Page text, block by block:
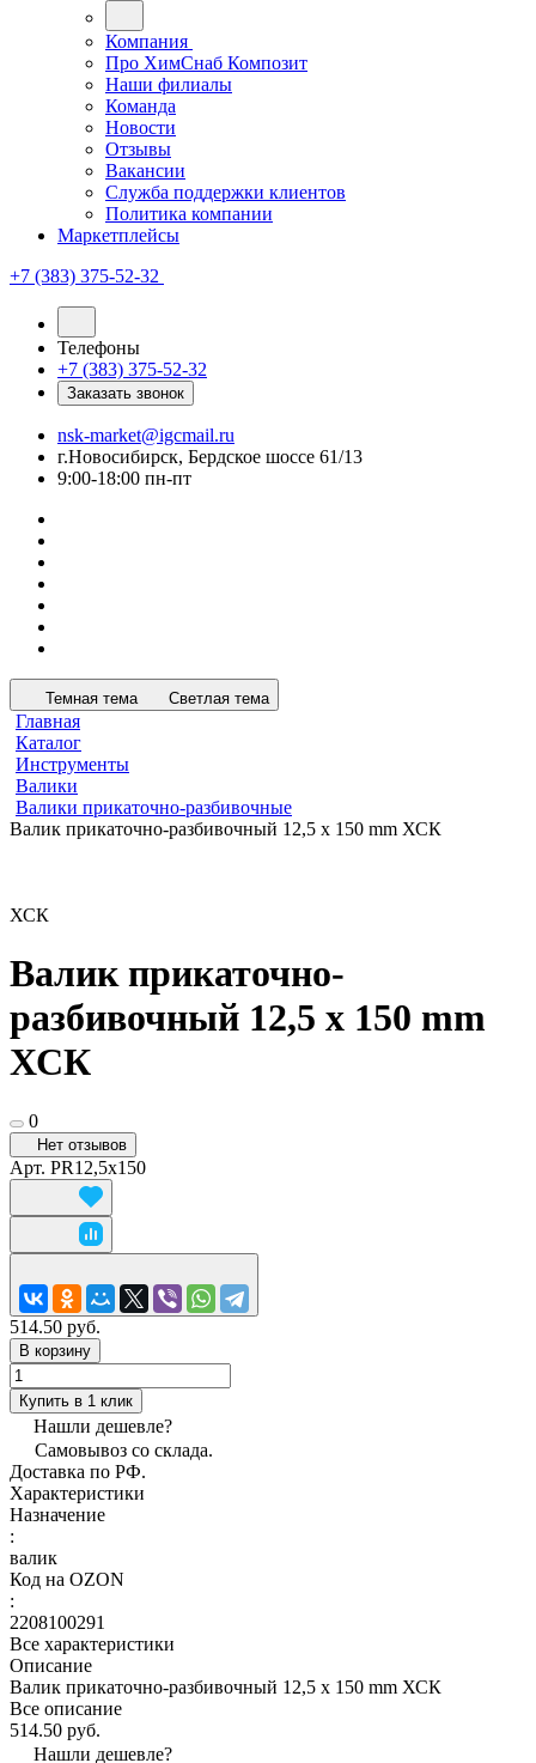
Компания
Про ХимСнаб Композит
Наши филиалы
Команда
Новости
Отзывы
Вакансии
Служба поддержки клиентов
Политика компании
Маркетплейсы
+7 (383) 375-52-32
Телефоны
+7 (383) 375-52-32
Заказать звонок
nsk-market@igcmail.ru
г.Новосибирск, Бердское шоссе 61/13
9:00-18:00 пн-пт
Темная тема Светлая тема
Главная
Каталог
Инструменты
Валики
Валики прикаточно-разбивочные
Валик прикаточно-разбивочный 12,5 х 150 mm ХСК
ХСК
Валик прикаточно-
разбивочный 12,5 х 150 mm
ХСК
0
Нет отзывов
Арт. PR12,5х150
514.50 руб.
В корзину
Купить в 1 клик
Нашли дешевле?
Самовывоз со склада.
Доставка по РФ.
Характеристики
Назначение
:
валик
Код на OZON
:
2208100291
Все характеристики
Описание
Валик прикаточно-разбивочный 12,5 х 150 mm ХСК
Все описание
514.50 руб.
Нашли дешевле?